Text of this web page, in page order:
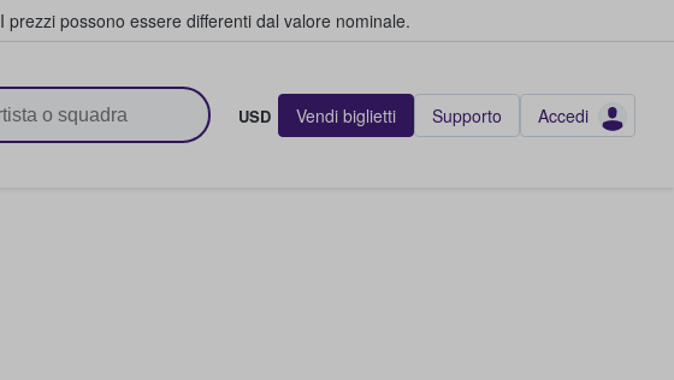
I prezzi possono essere differenti dal valore nominale.
USD Vendi biglietti Supporto Accedi